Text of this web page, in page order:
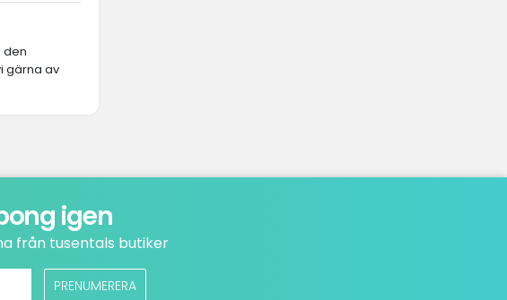
den
gärna av
igen
från tusentals butiker
PRENUMERERA